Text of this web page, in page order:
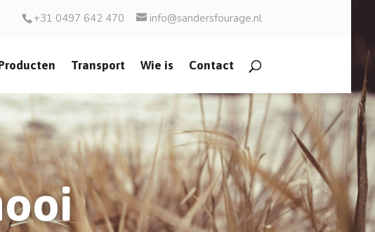
+31 0497 642 470 info@sandersfourage.nl
Transport Wie is Contact